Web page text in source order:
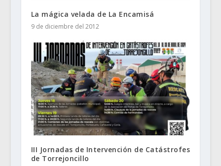
La mágica velada de La Encamisá
9 de diciembre del 2012
III Jornadas de Intervención de Catástrofes
de Torrejoncillo